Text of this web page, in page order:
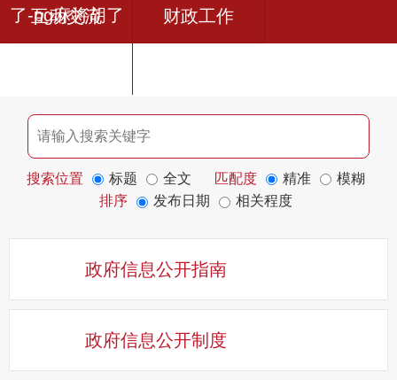
了-pg麻将胡了
互动交流 财政工作
搜索位置 标题 全文 匹配度 精准
模糊
排序
发布日期 相关程度
政府信息公开指南
政府信息公开制度